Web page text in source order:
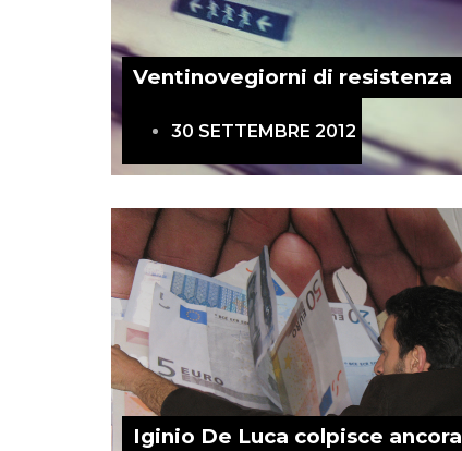
Ventinovegiorni di resistenza
30 SETTEMBRE 2012
Iginio De Luca colpisce ancora